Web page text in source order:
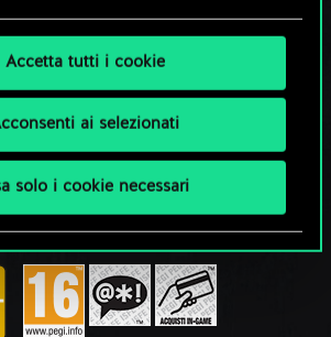
Accetta tutti i cookie
ai selezionati
solo i cookie necessari